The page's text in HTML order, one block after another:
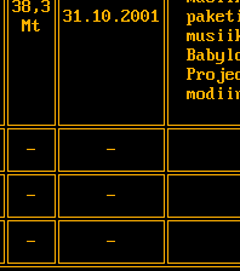
38,3
Mt
31.10.2001
-
-
-
-
- -